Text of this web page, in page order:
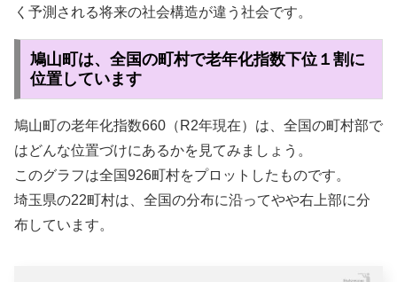
く予測される将来の社会構造が違う社会です。
鳩山町は、全国の町村で老年化指数下位１割に
位置しています
鳩山町の老年化指数660（R2年現在）は、全国の町村部で
はどんな位置づけにあるかを見てみましょう。
このグラフは全国926町村をプロットしたものです。
埼玉県の22町村は、全国の分布に沿ってやや右上部に分
布しています。